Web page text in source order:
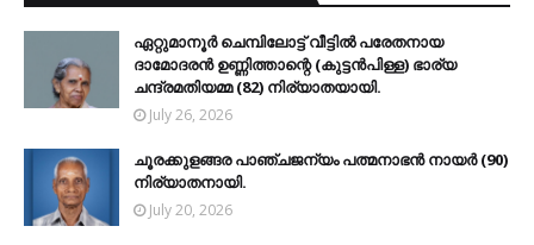
ഏറ്റുമാനൂര്‍ ചെമ്പിലോട്ട് വീട്ടില്‍ പരേതനായ
ദാമോദരന്‍ ഉണ്ണിത്താന്റെ (കുട്ടന്‍പിള്ള) ഭാര്യ
ചന്ദ്രമതിയമ്മ (82) നിര്യാതയായി.
July 26, 2026
ചൂരക്കുളങ്ങര പാഞ്ചജന്യം പത്മനാഭന്‍ നായര്‍ (90)
നിര്യാതനായി.
July 20, 2026